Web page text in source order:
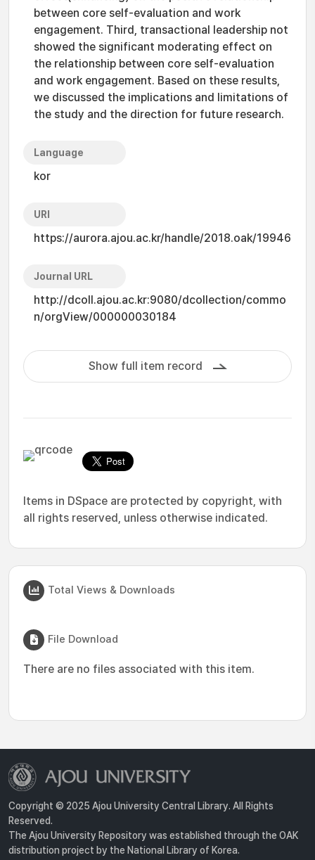
between core self-evaluation and work
engagement. Third, transactional leadership not
showed the significant moderating effect on
the relationship between core self-evaluation
and work engagement. Based on these results,
we discussed the implications and limitations of
the study and the direction for future research.
Language
kor
URI
https://aurora.ajou.ac.kr/handle/2018.oak/19946
Journal URL
http://dcoll.ajou.ac.kr:9080/dcollection/commo
n/orgView/000000030184
Show full item record
Items in DSpace are protected by copyright, with
all rights reserved, unless otherwise indicated.
Total Views & Downloads
File Download
There are no files associated with this item.
Copyright © 2025 Ajou University Central Library. All Rights
Reserved.
The Ajou University Repository was established through the OAK
distribution project by the National Library of Korea.